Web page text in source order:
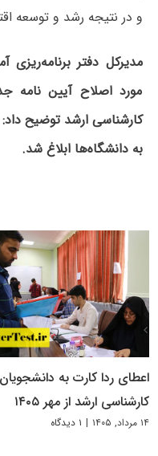
و در نتیجه رشد و توسعه
مدیرکل دفتر برنامه‌ریزی
مورد اصلاح آیین نامه
کارشناسی ارشد توضیح
به دانشگاه‌ها ابلاغ شد.
اعطای ردا کارت به دانشجویان
کارشناسی ارشد از مهر ۱۴۰۵
۱۴ مرداد, ۱۴۰۵ | ۱ دیدگاه